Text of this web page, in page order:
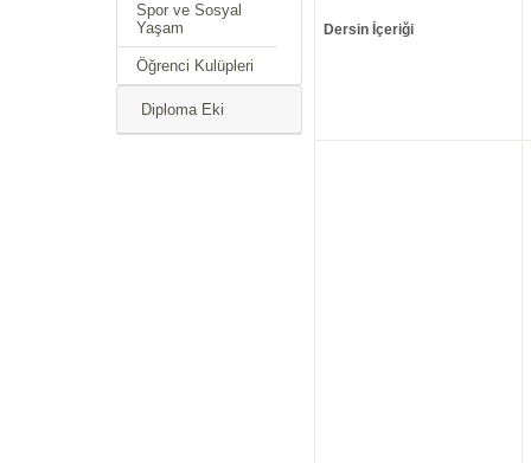
Spor ve Sosyal
Yaşam
Öğrenci Kulüpleri
Diploma Eki
Dersin İçeriği